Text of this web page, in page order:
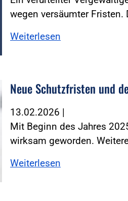
wegen versäumter Fristen.
Weiterlesen
Neue Schutzfristen und
13.02.2026 |
Mit Beginn des Jahres
wirksam geworden.
Weiterlesen